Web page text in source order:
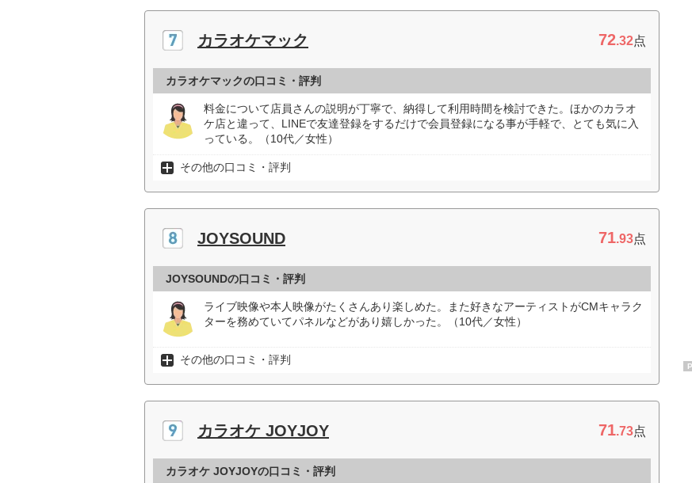
カラオケマック 72.32点
カラオケマックの口コミ・評判
料金について店員さんの説明が丁寧で、納得して利用時間を検討できた。ほかのカラオ
ケ店と違って、LINEで友達登録をするだけで会員登録になる事が手軽で、とても気に入
っている。（10代／女性）
その他の口コミ・評判
JOYSOUND 71.93点
JOYSOUNDの口コミ・評判
ライブ映像や本人映像がたくさんあり楽しめた。また好きなアーティストがCMキャラク
ターを務めていてパネルなどがあり嬉しかった。（10代／女性）
その他の口コミ・評判
カラオケ JOYJOY 71.73点
カラオケ JOYJOYの口コミ・評判